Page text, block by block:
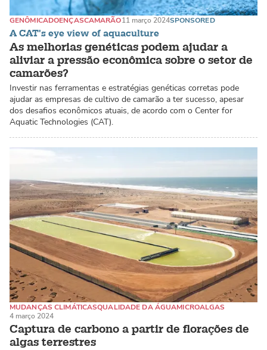
A CAT's eye view of aquaculture
As melhorias genéticas podem ajudar a
aliviar a pressão econômica sobre o setor de
camarões?
GENÔMICADOENÇASCAMARÃO11 março 2024SPONSORED
Investir nas ferramentas e estratégias genéticas corretas pode
ajudar as empresas de cultivo de camarão a ter sucesso, apesar
dos desafios econômicos atuais, de acordo com o Center for
Aquatic Technologies (CAT).
Captura de carbono a partir de florações de
algas terrestres
MUDANÇAS CLIMÁTICASQUALIDADE DA ÁGUAMICROALGAS
4 março 2024